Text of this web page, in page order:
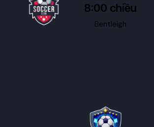
8:00 chiều
Bentleigh